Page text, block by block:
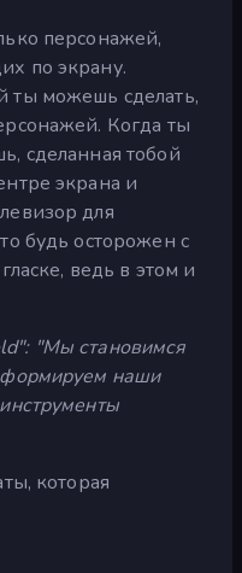
персонажей,
по экрану.
ты можешь сделать,
Когда ты
сделанная тобой
экрана и
для
будь осторожен с
ведь в этом и
"Мы становимся
наши
которая